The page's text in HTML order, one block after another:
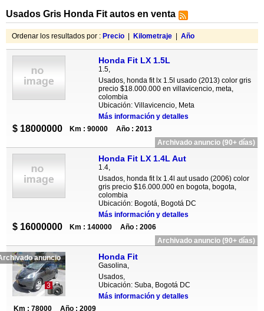
Usados Gris Honda Fit autos en venta
Ordenar los resultados por : Precio Kilometraje Año
Honda Fit LX 1.5L
1.5,
Usados, honda fit lx 1.5l usado (2013) color gris
precio $18.000.000 en villavicencio, meta,
colombia
Ubicación: Villavicencio, Meta
Más información y detalles
$ 18000000 Km : 90000
Año : 2013
Archivado anuncio (90+ días)
Honda Fit LX 1.4L Aut
1.4,
Usados, honda fit lx 1.4l aut usado (2006) color
gris precio $16.000.000 en bogota, bogota,
colombia
Ubicación: Bogotá, Bogotá DC
Más información y detalles
$ 16000000 Km : 140000
Año : 2006
Archivado anuncio (90+ días)
anuncio
3
Honda Fit
Gasolina,
Usados,
Ubicación: Suba, Bogotá DC
Más información y detalles
Km : 78000
Año : 2009